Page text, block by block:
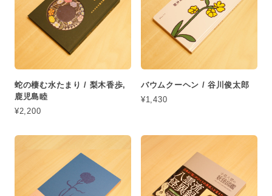
蛇の棲む水たまり / 梨木香歩,
鹿児島睦
¥2,200
バウムクーヘン / 谷川俊太郎
¥1,430